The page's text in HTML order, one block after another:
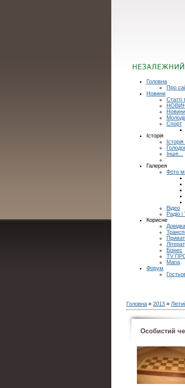
Головна
Про
Новини
Статті
Спорт
Історія
Інше...
Галерея
Фото
Відео
Радіо
Корисне
Довідка
Бізнес
TV
Мапа
Форум
Головна » 2013 »
Особистий